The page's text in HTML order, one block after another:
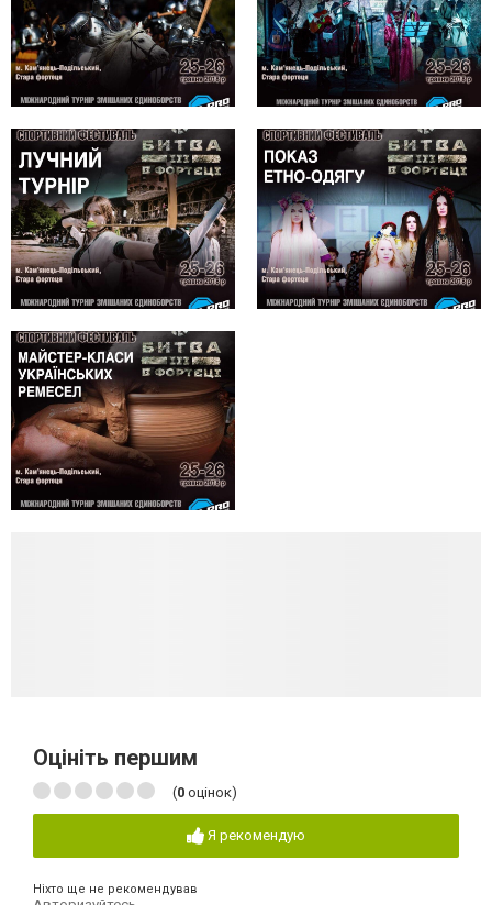
Оцініть першим
(0 оцінок)
Я рекомендую
Ніхто ще не рекомендував